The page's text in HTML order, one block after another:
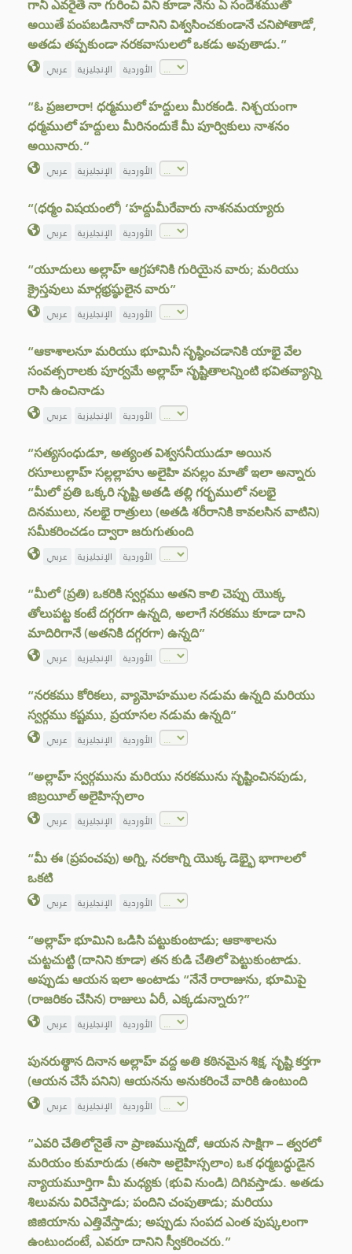
గానీ ఎవరైతే నా గురించి విని కూడా నేను ఏ సందేశముతో
అయితే పంపబడినానో దానిని విశ్వసించకుండానే చనిపోతాడో,
అతడు తప్పకుండా నరకవాసులలో ఒకడు అవుతాడు.”
عربي الإنجليزية الأوردية
“ఓ ప్రజలారా! ధర్మములో హద్దులు మీరకండి. నిశ్చయంగా
ధర్మములో హద్దులు మీరినందుకే మీ పూర్వికులు నాశనం
అయినారు.”
عربي الإنجليزية الأوردية
“(ధర్మం విషయంలో) ‘హద్దుమీరేవారు నాశనమయ్యారు
عربي الإنجليزية الأوردية
“యూదులు అల్లాహ్ ఆగ్రహానికి గురియైన వారు; మరియు
క్రైస్తవులు మార్గభ్రష్ఠులైన వారు”
عربي الإنجليزية الأوردية
“ఆకాశాలనూ మరియు భూమినీ సృష్ఠించడానికి యాభై వేల
సంవత్సరాలకు పూర్వమే అల్లాహ్ సృష్టితాలన్నింటి భవితవ్యాన్ని
రాసి ఉంచినాడు
عربي الإنجليزية الأوردية
“సత్యసంధుడూ, అత్యంత విశ్వసనీయుడూ అయిన
రసూలుల్లాహ్ సల్లల్లాహు అలైహి వసల్లం మాతో ఇలా అన్నారు
“మీలో ప్రతి ఒక్కరి సృష్టి అతడి తల్లి గర్భములో నలభై
దినములు, నలభై రాత్రులు (అతడి శరీరానికి కావలసిన వాటిని)
సమీకరించడం ద్వారా జరుగుతుంది
عربي الإنجليزية الأوردية
“మీలో (ప్రతి) ఒకరికి స్వర్గము అతని కాలి చెప్పు యొక్క
తోలుపట్ట కంటే దగ్గరగా ఉన్నది, అలాగే నరకము కూడా దాని
మాదిరిగానే (అతనికి దగ్గరగా) ఉన్నది”
عربي الإنجليزية الأوردية
“నరకము కోరికలు, వ్యామోహముల నడుమ ఉన్నది మరియు
స్వర్గము కష్టము, ప్రయాసల నడుమ ఉన్నది”
عربي الإنجليزية الأوردية
“అల్లాహ్ స్వర్గమును మరియు నరకమును సృష్టించినపుడు,
జిబ్రయీల్ అలైహిస్సలాం
عربي الإنجليزية الأوردية
“మీ ఈ (ప్రపంచపు) అగ్ని, నరకాగ్ని యొక్క డెభ్భై భాగాలలో
ఒకటి
عربي الإنجليزية الأوردية
“అల్లాహ్ భూమిని ఒడిసి పట్టుకుంటాడు; ఆకాశాలను
చుట్టచుట్టి (దానిని కూడా) తన కుడి చేతిలో పెట్టుకుంటాడు.
అప్పుడు ఆయన ఇలా అంటాడు “నేనే రారాజును, భూమిపై
(రాజరికం చేసిన) రాజులు ఏరీ, ఎక్కడున్నారు?”
عربي الإنجليزية الأوردية
పునరుత్థాన దినాన అల్లాహ్ వద్ద అతి కఠినమైన శిక్ష, సృష్టి కర్తగా
(ఆయన చేసే పనిని) ఆయనను అనుకరించే వారికి ఉంటుంది
عربي الإنجليزية الأوردية
“ఎవరి చేతిలోనైతే నా ప్రాణమున్నదో, ఆయన సాక్షిగా – త్వరలో
మరియం కుమారుడు (ఈసా అలైహిస్సలాం) ఒక ధర్మబద్ధుడైన
న్యాయమూర్తిగా మీ మధ్యకు (భువి నుండి) దిగివస్తాడు. అతడు
శిలువను విరిచేస్తాడు; పందిని చంపుతాడు; మరియు
జిజియాను ఎత్తివేస్తాడు; అప్పుడు సంపద ఎంత పుష్కలంగా
ఉంటుందంటే, ఎవరూ దానిని స్వీకరించరు.”